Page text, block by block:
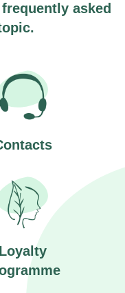
asked
Loyalty